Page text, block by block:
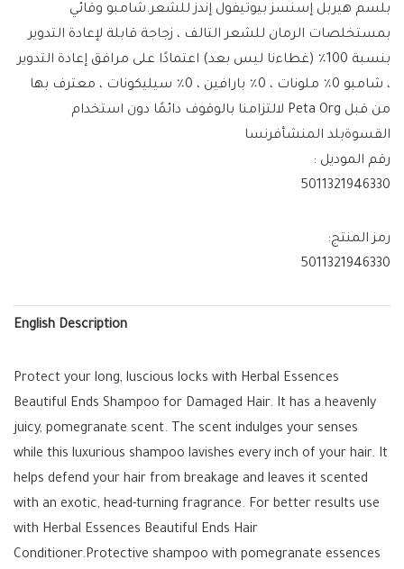
بلسم هيربل إسنسز بيوتيفول إندز للشعر.شامبو وقائي
بمستخلصات الرمان للشعر التالف ، زجاجة قابلة لإعادة التدوير
بنسبة 100٪ (غطاءنا ليس بعد) اعتمادًا على مرافق إعادة التدوير
، شامبو 0٪ ملونات ، 0٪ بارافين ، 0٪ سيليكونات ، معترف بها
من قبل Peta Org لالتزامنا بالوقوف دائمًا دون استخدام
القسوةبلد المنشأفرنسا
رقم الموديل :
5011321946330
رمز المنتج:
5011321946330
English Description
Protect your long, luscious locks with Herbal Essences
Beautiful Ends Shampoo for Damaged Hair. It has a heavenly
juicy, pomegranate scent. The scent indulges your senses
while this luxurious shampoo lavishes every inch of your hair. It
helps defend your hair from breakage and leaves it scented
with an exotic, head-turning fragrance. For better results use
with Herbal Essences Beautiful Ends Hair
Conditioner.Protective shampoo with pomegranate essences